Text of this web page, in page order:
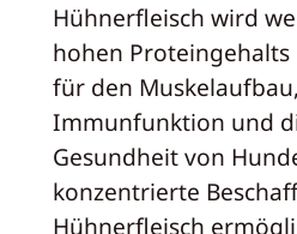
Hühnerfleisch wird
hohen Proteingehalts
für den
Immunfunktion und
Gesundheit von
konzentrierte
Hühnerfleisch